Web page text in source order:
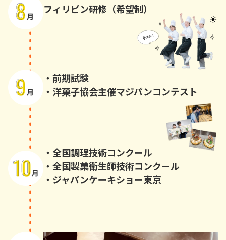
フィリピン研修（希望制）
・前期試験
・洋菓子協会主催マジパンコンテスト
・全国調理技術コンクール
・全国製菓衛生師技術コンクール
・ジャパンケーキショー東京